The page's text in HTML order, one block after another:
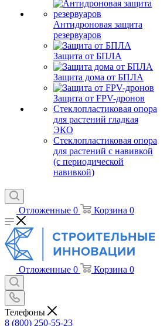
Антидроновая защита
резервуаров
Защита от БПЛА
Защита дома от БПЛА
Защита от FPV-дронов
Стеклопластиковая опора
для растений гладкая
ЭКО
Стеклопластиковая опора
для растений с навивкой
(с периодической
навивкой)
Отложенные 0 Корзина 0
Отложенные 0 Корзина 0
Телефоны
8 (800) 250-55-23